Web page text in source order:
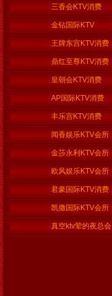
三香会KTV消费
金钻国际KTV
王牌东宫KTV消费
鼎红至尊KTV消费
皇朝会KTV消费
AP国际KTV消费
丰乐宫KTV消费
闻香娱乐KTV会所
金莎永利KTV会所
欧风娱乐KTV会所
君豪国际KTV消费
凯撒国际KTV会所
真空ktv荤的夜总会